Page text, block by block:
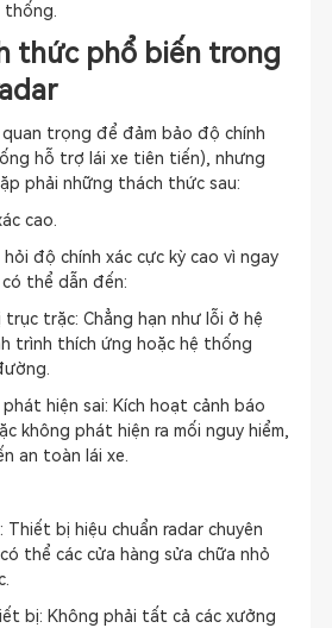
thức phổ biến trong
quan trọng để đảm bảo độ chính
hỗ trợ lái xe tiên tiến), nhưng
phải những thách thức sau:
cao.
độ chính xác cực kỳ cao vì ngay
thể dẫn đến:
trục trặc: Chẳng hạn như lỗi ở hệ
trình thích ứng hoặc hệ thống
hiện sai: Kích hoạt cảnh báo
không phát hiện ra mối nguy hiểm,
an toàn lái xe.
bị hiệu chuẩn radar chuyên
thể các cửa hàng sửa chữa nhỏ
bị: Không phải tất cả các xưởng